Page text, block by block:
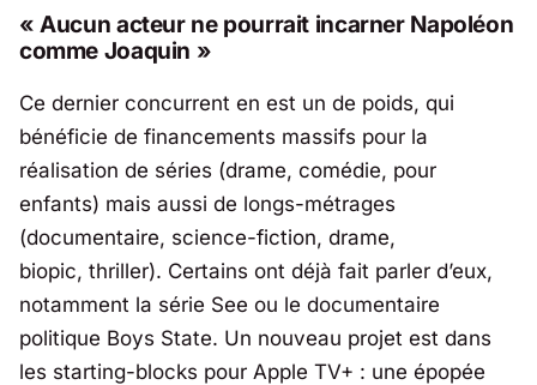
« Aucun acteur ne pourrait incarner Napoléon
comme Joaquin »
Ce dernier concurrent en est un de poids, qui
bénéficie de financements massifs pour la
réalisation de séries (drame, comédie, pour
enfants) mais aussi de longs-métrages
(documentaire, science-fiction, drame,
biopic, thriller). Certains ont déjà fait parler d’eux,
notamment la série See ou le documentaire
politique Boys State. Un nouveau projet est dans
les starting-blocks pour Apple TV+ : une épopée